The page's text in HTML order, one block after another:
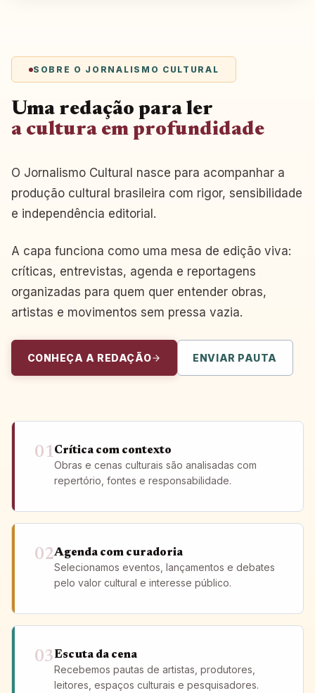
SOBRE O JORNALISMO CULTURAL
Uma redação para ler
a cultura em profundidade
O Jornalismo Cultural nasce para acompanhar a
produção cultural brasileira com rigor, sensibilidade
e independência editorial.
A capa funciona como uma mesa de edição viva:
críticas, entrevistas, agenda e reportagens
organizadas para quem quer entender obras,
artistas e movimentos sem pressa vazia.
CONHEÇA A REDAÇÃO ENVIAR PAUTA
01Crítica com contexto
Obras e cenas culturais são analisadas com
repertório, fontes e responsabilidade.
02Agenda com curadoria
Selecionamos eventos, lançamentos e debates
pelo valor cultural e interesse público.
03Escuta da cena
Recebemos pautas de artistas, produtores,
leitores, espaços culturais e pesquisadores.